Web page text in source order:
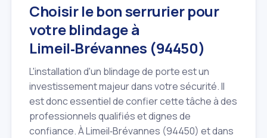
Choisir le bon serrurier pour
votre blindage à
Limeil‑Brévannes (94450)
L'installation d'un blindage de porte est un
investissement majeur dans votre sécurité. Il
est donc essentiel de confier cette tâche à des
professionnels qualifiés et dignes de
confiance. À Limeil‑Brévannes (94450) et dans